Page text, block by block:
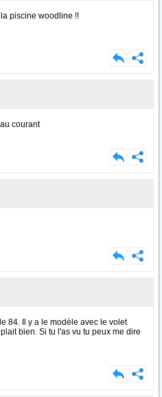
piscine woodline !!
courant
84. Il y a le modèle avec le volet
bien. Si tu l'as vu tu peux me dire